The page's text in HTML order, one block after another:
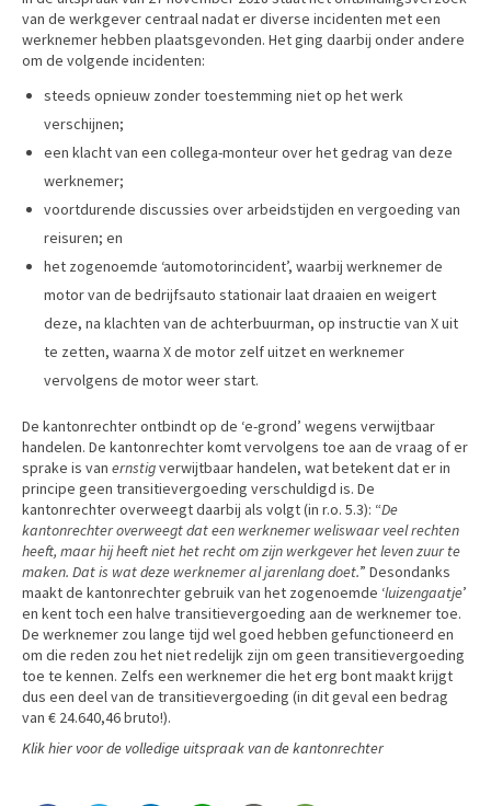
van de werkgever centraal nadat er diverse incidenten met een
werknemer hebben plaatsgevonden. Het ging daarbij onder andere
om de volgende incidenten:
steeds opnieuw zonder toestemming niet op het werk
verschijnen;
een klacht van een collega-monteur over het gedrag van deze
werknemer;
voortdurende discussies over arbeidstijden en vergoeding van
reisuren; en
het zogenoemde ‘automotorincident’, waarbij werknemer de
motor van de bedrijfsauto stationair laat draaien en weigert
deze, na klachten van de achterbuurman, op instructie van X uit
te zetten, waarna X de motor zelf uitzet en werknemer
vervolgens de motor weer start.
De kantonrechter ontbindt op de ‘e-grond’ wegens verwijtbaar
handelen. De kantonrechter komt vervolgens toe aan de vraag of er
sprake is van ernstigverwijtbaar handelen, wat betekent dat er in
principe geen transitievergoeding verschuldigd is. De
kantonrechter overweegt daarbij als volgt (in r.o. 5.3): “De
kantonrechter overweegt dat een werknemer weliswaar veel rechten
heeft, maar hij heeft niet het recht om zijn werkgever het leven zuur te
maken. Dat is wat deze werknemer al jarenlang doet.” Desondanks
maakt de kantonrechter gebruik van het zogenoemde ‘luizengaatje’
en kent toch een halve transitievergoeding aan de werknemer toe.
De werknemer zou lange tijd wel goed hebben gefunctioneerd en
om die reden zou het niet redelijk zijn om geen transitievergoeding
toe te kennen. Zelfs een werknemer die het erg bont maakt krijgt
dus een deel van de transitievergoeding (in dit geval een bedrag
van € 24.640,46 bruto!).
Klik hier voor de volledige uitspraak van de kantonrechter